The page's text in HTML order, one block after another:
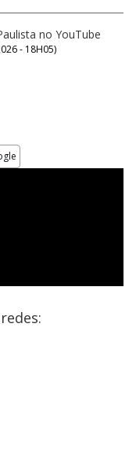
no YouTube
- 18H05)